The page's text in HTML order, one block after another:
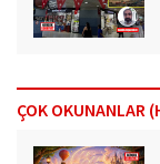
ÇOK OKUNANLAR